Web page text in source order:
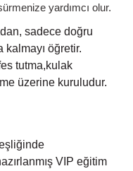
yardımcı olur.
sadece doğru
kalmayı öğretir.
tutma,kulak
üzerine kuruludur.
VIP eğitim